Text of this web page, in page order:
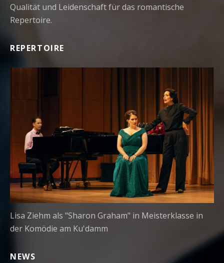
Qualität und Leidenschaft für das romantische
Repertoire.
REPERTOIRE
Lisa Ziehm als "Sharon Graham" in Meisterklasse in
der Komödie am Ku'damm
NEWS